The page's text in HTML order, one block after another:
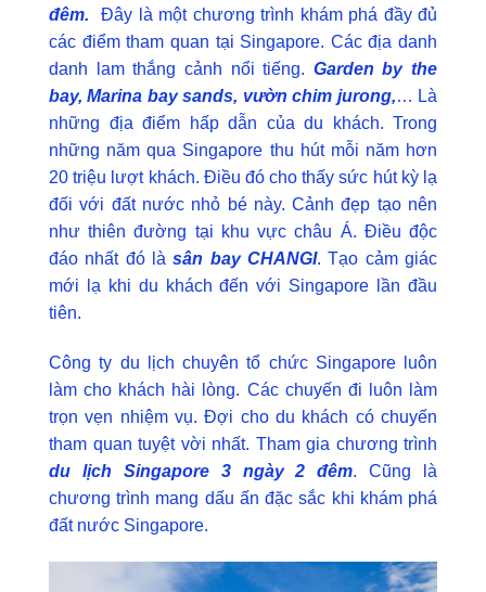
đêm. Đây là một chương trình khám phá đầy đủ
các điểm tham quan tại Singapore. Các địa danh
danh lam thắng cảnh nổi tiếng. Garden by the
bay, Marina bay sands, vườn chim jurong,… Là
những địa điểm hấp dẫn của du khách. Trong
những năm qua Singapore thu hút mỗi năm hơn
20 triệu lượt khách. Điều đó cho thấy sức hút kỳ lạ
đối với đất nước nhỏ bé này. Cảnh đẹp tạo nên
như thiên đường tại khu vực châu Á. Điều độc
đáo nhất đó là sân bay CHANGI. Tạo cảm giác
mới lạ khi du khách đến với Singapore lần đầu
tiên.
Công ty du lịch chuyên tổ chức Singapore luôn
làm cho khách hài lòng. Các chuyến đi luôn làm
trọn vẹn nhiệm vụ. Đợi cho du khách có chuyến
tham quan tuyệt vời nhất. Tham gia chương trình
du lịch Singapore 3 ngày 2 đêm. Cũng là
chương trình mang dấu ấn đặc sắc khi khám phá
đất nước Singapore.